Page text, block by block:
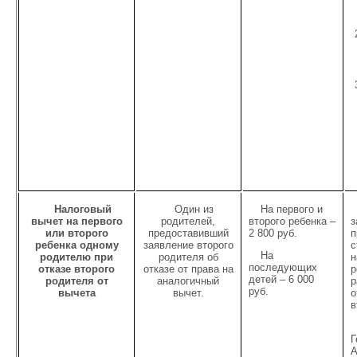
Налоговый
вычет на первого
или второго
ребенка одному
родителю при
отказе второго
родителя от
вычета
Один из
родителей,
предоставивший
заявление второго
родителя об
отказе от права на
аналогичный
вычет.
На первого и
второго ребенка –
2 800 руб.
На
последующих
детей – 6 000
руб.